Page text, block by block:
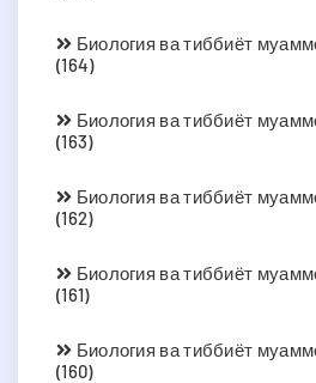
Биология ва тиббиёт
(164)
Биология ва тиббиёт
(163)
Биология ва тиббиёт
(162)
Биология ва тиббиёт
(161)
Биология ва тиббиёт
(160)